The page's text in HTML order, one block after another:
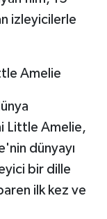
izleyicilerle
Amelie
Little Amelie,
dünyayı
bir dille
ilk kez ve